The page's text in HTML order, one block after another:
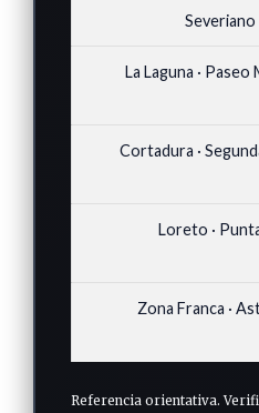
Severiano
La Laguna ·
Cortadura ·
Loreto ·
Zona Franca ·
Referencia orientativa.